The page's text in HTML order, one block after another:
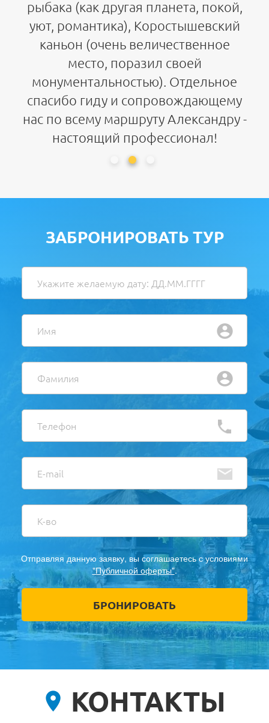
рыбака (как другая планета, покой,
уют, романтика), Коростышевский
каньон (очень величественное
место, поразил своей
монументальностью). Отдельное
спасибо гиду и сопровождающему
нас по всему маршруту Александру -
настоящий профессионал!
ЗАБРОНИРОВАТЬ ТУР
Отправляя данную заявку, вы соглашаетесь с условиями
"Публичной оферты".
КОНТАКТЫ